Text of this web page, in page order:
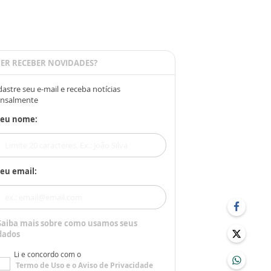
RECEBER NOVIDADES?
seu e-mail e receba notícias
nome:
email:
mais sobre como usamos seus
Li e concordo com o
Termo de Usoe oAviso de Privacidade